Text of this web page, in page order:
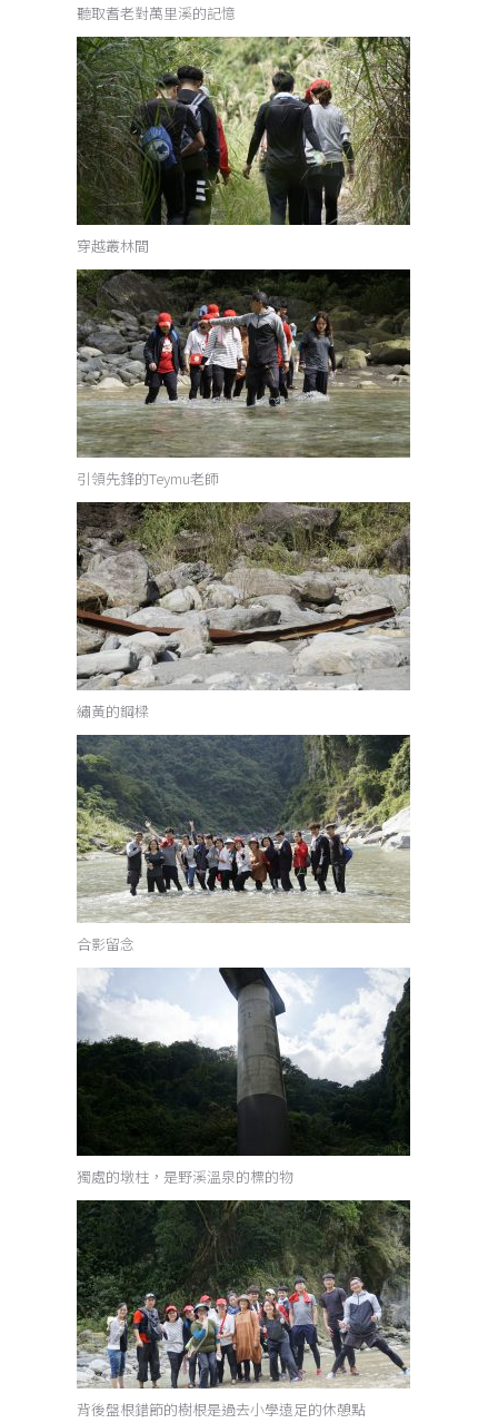
聽取耆老對萬里溪的記憶
穿越叢林間
引領先鋒的Teymu老師
繡黃的鋼樑
合影留念
獨處的墩柱，是野溪溫泉的標的物
背後盤根錯節的樹根是過去小學遠足的休憩點